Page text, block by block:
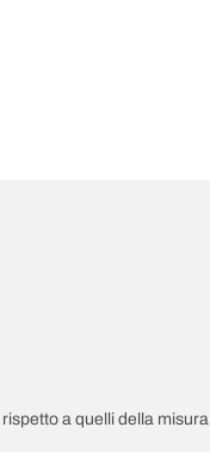
a quelli della